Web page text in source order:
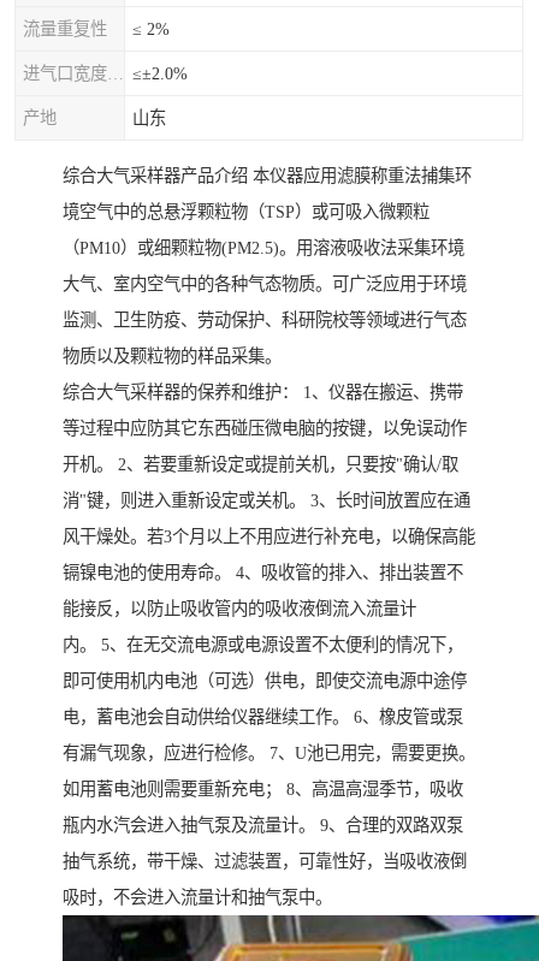
流量重复性 ≤ 2%
≤±2.0%
产地 山东
综合大气采样器产品介绍 本仪器应用滤膜称重法捕集环
境空气中的总悬浮颗粒物（TSP）或可吸入微颗粒
（PM10）或细颗粒物(PM2.5)。用溶液吸收法采集环境
大气、室内空气中的各种气态物质。可广泛应用于环境
监测、卫生防疫、劳动保护、科研院校等领域进行气态
物质以及颗粒物的样品采集。
综合大气采样器的保养和维护： 1、仪器在搬运、携带
等过程中应防其它东西碰压微电脑的按键，以免误动作
开机。 2、若要重新设定或提前关机，只要按"确认/取
消"键，则进入重新设定或关机。 3、长时间放置应在通
风干燥处。若3个月以上不用应进行补充电，以确保高能
镉镍电池的使用寿命。 4、吸收管的排入、排出装置不
能接反，以防止吸收管内的吸收液倒流入流量计
内。 5、在无交流电源或电源设置不太便利的情况下，
即可使用机内电池（可选）供电，即使交流电源中途停
电，蓄电池会自动供给仪器继续工作。 6、橡皮管或泵
有漏气现象，应进行检修。 7、U池已用完，需要更换。
如用蓄电池则需要重新充电； 8、高温高湿季节，吸收
瓶内水汽会进入抽气泵及流量计。 9、合理的双路双泵
抽气系统，带干燥、过滤装置，可靠性好，当吸收液倒
吸时，不会进入流量计和抽气泵中。